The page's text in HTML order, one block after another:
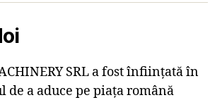
SRL a fost înființată în
de a aduce pe piața română